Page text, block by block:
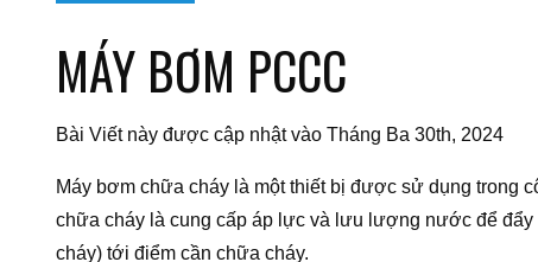
MÁY BƠM PCCC
Bài Viết này được cập nhật vào Tháng Ba 30th, 2024
Máy bơm chữa cháy là một thiết bị được sử dụng trong
chữa cháy là cung cấp áp lực và lưu lượng nước để
cháy) tới điểm cần chữa cháy.